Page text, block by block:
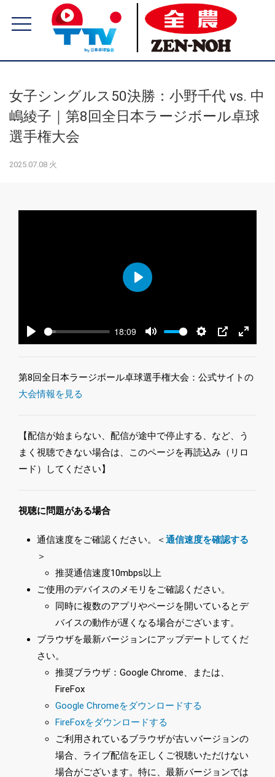
女子シングルス50決勝：小野千代 vs. 中
嶋綾子｜第8回全日本ラージボール卓球
選手権大会
2025.07.08 火
Play
18:09
Mute Settings
PIP Enter
Play
第8回全日本ラージボール卓球選手権大会：公式サイトの
大会情報を見る
【配信が始まらない、配信が途中で停止する、など、う
まく視聴できない場合は、このページを再読込み（リロ
ード）してください】
視聴に問題がある場合
通信速度をご確認ください。＜通信速度を確認する
＞
推奨通信速度10mbps以上
ご使用のデバイスのメモリをご確認ください。
同時に複数のアプリやページを開いているとデ
バイスの動作が遅くなる場合がございます。
ブラウザを最新バージョンにアップデートしてくだ
さい。
推奨ブラウザ：Google Chrome、または、
FireFox
Google Chromeをダウンロードする
FireFoxをダウンロードする
ご利用されているブラウザが古いバージョンの
場合、ライブ配信を正しくご視聴いただけない
場合がございます。特に、最新バージョンでは